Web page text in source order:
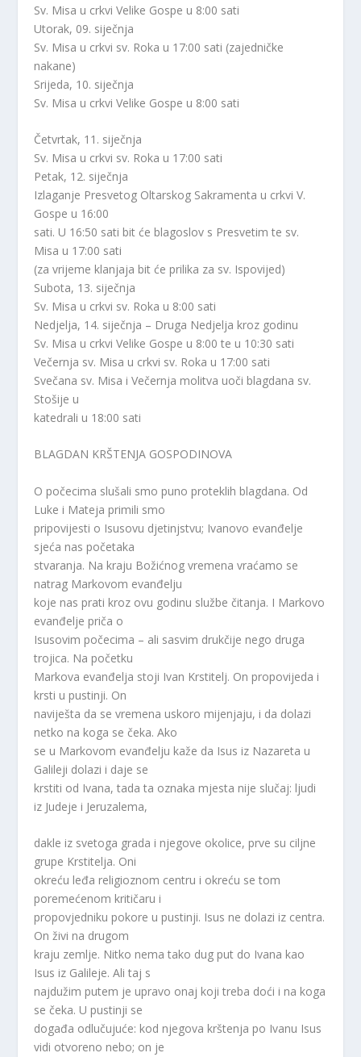
Sv. Misa u crkvi Velike Gospe u 8:00 sati
Utorak, 09. siječnja
Sv. Misa u crkvi sv. Roka u 17:00 sati (zajedničke
nakane)
Srijeda, 10. siječnja
Sv. Misa u crkvi Velike Gospe u 8:00 sati
Četvrtak, 11. siječnja
Sv. Misa u crkvi sv. Roka u 17:00 sati
Petak, 12. siječnja
Izlaganje Presvetog Oltarskog Sakramenta u crkvi V.
Gospe u 16:00
sati. U 16:50 sati bit će blagoslov s Presvetim te sv.
Misa u 17:00 sati
(za vrijeme klanjaja bit će prilika za sv. Ispovijed)
Subota, 13. siječnja
Sv. Misa u crkvi sv. Roka u 8:00 sati
Nedjelja, 14. siječnja – Druga Nedjelja kroz godinu
Sv. Misa u crkvi Velike Gospe u 8:00 te u 10:30 sati
Večernja sv. Misa u crkvi sv. Roka u 17:00 sati
Svečana sv. Misa i Večernja molitva uoči blagdana sv.
Stošije u
katedrali u 18:00 sati
BLAGDAN KRŠTENJA GOSPODINOVA
O počecima slušali smo puno proteklih blagdana. Od
Luke i Mateja primili smo
pripovijesti o Isusovu djetinjstvu; Ivanovo evanđelje
sjeća nas početaka
stvaranja. Na kraju Božićnog vremena vraćamo se
natrag Markovom evanđelju
koje nas prati kroz ovu godinu službe čitanja. I Markovo
evanđelje priča o
Isusovim počecima – ali sasvim drukčije nego druga
trojica. Na početku
Markova evanđelja stoji Ivan Krstitelj. On propovijeda i
krsti u pustinji. On
naviješta da se vremena uskoro mijenjaju, i da dolazi
netko na koga se čeka. Ako
se u Markovom evanđelju kaže da Isus iz Nazareta u
Galileji dolazi i daje se
krstiti od Ivana, tada ta oznaka mjesta nije slučaj: ljudi
iz Judeje i Jeruzalema,
dakle iz svetoga grada i njegove okolice, prve su ciljne
grupe Krstitelja. Oni
okreću leđa religioznom centru i okreću se tom
poremećenom kritičaru i
propovjedniku pokore u pustinji. Isus ne dolazi iz centra.
On živi na drugom
kraju zemlje. Nitko nema tako dug put do Ivana kao
Isus iz Galileje. Ali taj s
najdužim putem je upravo onaj koji treba doći i na koga
se čeka. U pustinji se
događa odlučujuće: kod njegova krštenja po Ivanu Isus
vidi otvoreno nebo; on je